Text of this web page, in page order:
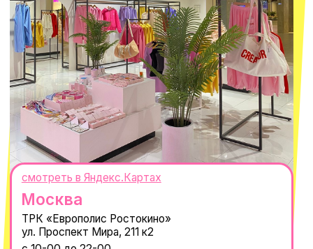
ИП Проворный Алексей Алексеевич
ИНН 667114098580
ОГРНИП 320665800076581
Telegram
WhatsApp
8 800 550-06-92
macrocosm_store@mail.ru
КОНТАКТЫ
© 2021-2025 Macrocosm ®
Пользовательское соглашение
Политика обработки персональных
данных